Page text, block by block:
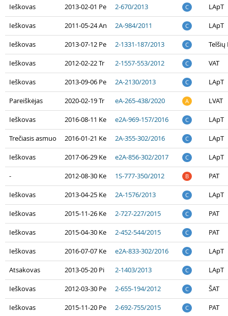
Ieškovas 2013-02-01 Pe 2-670/2013 C LApT
Ieškovas 2011-05-24 An 2A-984/2011 C LApT
Ieškovas 2013-07-12 Pe 2-1331-187/2013 C Telšių
Ieškovas 2012-02-22 Tr 2-1557-553/2012 C VAT
Ieškovas 2013-09-06 Pe 2A-2130/2013 C LApT
Pareiškėjas 2020-02-19 Tr eA-265-438/2020 A LVAT
Ieškovas 2016-08-11 Ke e2A-969-157/2016 C LApT
Trečiasis asmuo 2016-01-21 Ke 2A-355-302/2016 C LApT
Ieškovas 2017-06-29 Ke e2A-856-302/2017 C LApT
- 2012-08-30 Ke 1S-777-350/2012 B PAT
Ieškovas 2013-04-25 Ke 2A-1576/2013 C LApT
Ieškovas 2015-11-26 Ke 2-727-227/2015 C PAT
Ieškovas 2015-04-30 Ke 2-452-544/2015 C PAT
Ieškovas 2016-07-07 Ke e2A-833-302/2016 C LApT
Atsakovas 2013-05-20 Pi 2-1403/2013 C LApT
Ieškovas 2012-03-30 Pe 2-655-194/2012 C ŠAT
Ieškovas 2015-11-20 Pe 2-692-755/2015 C PAT